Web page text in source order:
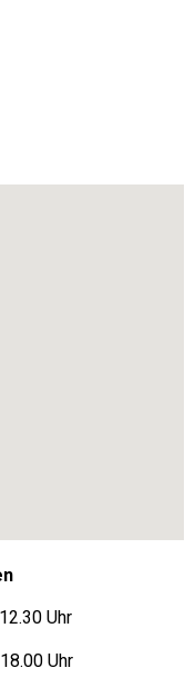
Uhr
Uhr